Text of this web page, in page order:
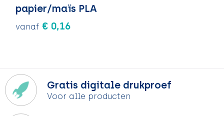
papier/maïs PLA
vanaf € 0,16
Gratis digitale drukproef
Voor alle producten